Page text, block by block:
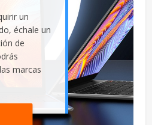
un
échale un
de
marcas